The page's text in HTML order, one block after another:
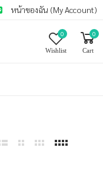
หน้าของฉัน (My Account)
0
Wishlist
0
Cart